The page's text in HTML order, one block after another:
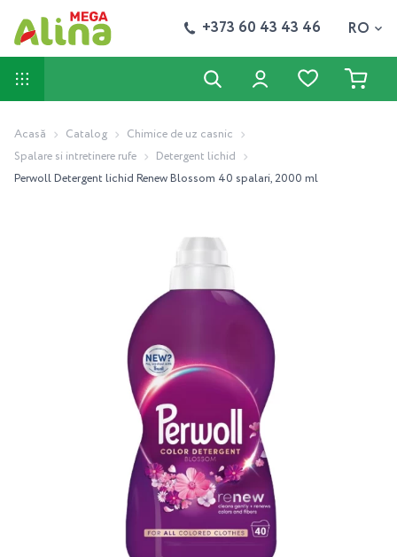
+373 60 43 43 46 RO
Acasă Catalog
Chimice de uz casnic
Spalare si intretinere rufe
Detergent lichid
Perwoll Detergent lichid Renew Blossom 40 spalari, 2000 ml